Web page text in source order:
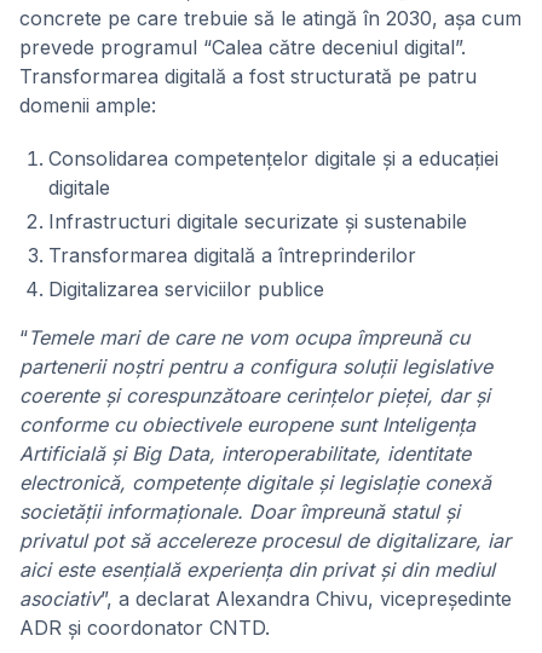
concrete pe care trebuie să le atingă în 2030, așa cum
prevede programul “Calea către deceniul digital”.
Transformarea digitală a fost structurată pe patru
domenii ample:
Consolidarea competențelor digitale și a educației
digitale
Infrastructuri digitale securizate și sustenabile
Transformarea digitală a întreprinderilor
Digitalizarea serviciilor publice
“Temele mari de care ne vom ocupa împreună cu
partenerii noștri pentru a configura soluții legislative
coerente și corespunzătoare cerințelor pieței, dar și
conforme cu obiectivele europene sunt Inteligența
Artificială și Big Data, interoperabilitate, identitate
electronică, competențe digitale și legislație conexă
societății informaționale. Doar împreună statul și
privatul pot să accelereze procesul de digitalizare, iar
aici este esențială experiența din privat și din mediul
asociativ”, a declarat Alexandra Chivu, vicepreședinte
ADR și coordonator CNTD.